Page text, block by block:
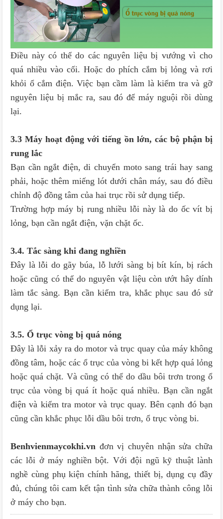
Điều này có thể do các nguyên liệu bị vướng vì cho
quá nhiều vào cối. Hoặc do phích cắm bị lỏng và rơi
khỏi ổ cắm điện. Việc bạn cầm làm là kiểm tra và gỡ
nguyên liệu bị mắc ra, sau đó để máy nguội rồi dùng
lại.
3.3 Máy hoạt động với tiếng ồn lớn, các bộ phận bị
rung lắc
Bạn cần ngắt điện, di chuyển moto sang trái hay sang
phải, hoặc thêm miếng lót dưới chân máy, sau đó điều
chỉnh độ đồng tâm của hai trục rồi sử dụng tiếp.
Trường hợp máy bị rung nhiều lỗi này là do ốc vít bị
lỏng, bạn cần ngắt điện, vặn chặt ốc.
3.4. Tắc sàng khi đang nghiền
Đây là lỗi do gãy búa, lỗ lưới sàng bị bít kín, bị rách
hoặc cũng có thể do nguyên vật liệu còn ướt hây dính
làm tắc sàng. Bạn cần kiểm tra, khắc phục sau đó sử
dụng lại.
3.5. Ổ trục vòng bị quá nóng
Đây là lỗi xảy ra do motor và trục quay của máy không
đồng tâm, hoặc các ổ trục của vòng bi kết hợp quá lỏng
hoặc quá chặt. Và cũng có thể do dầu bôi trơn trong ổ
trục của vòng bị quá ít hoặc quá nhiều. Bạn cần ngắt
điện và kiểm tra motor và trục quay. Bên cạnh đó bạn
cũng cần khắc phục lỗi dầu bôi trơn, ổ trục vòng bi.
Benhvienmaycokhi.vn đơn vị chuyên nhận sửa chữa
các lỗi ở máy nghiền bột. Với đội ngũ kỹ thuật lành
nghề cùng phụ kiện chính hãng, thiết bị, dụng cụ đầy
đủ, chúng tôi cam kết tận tình sửa chữa thành công lỗi
ở máy cho bạn.